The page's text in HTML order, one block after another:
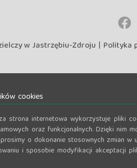
w Jastrzębiu-Zdroju | Polityka
cookies
strona internetowa wykorzystuje pliki
oraz funkcjonalnych. Dzięki nim
o dokonanie stosownych zmian
i sposobie modyfikacji akceptacji